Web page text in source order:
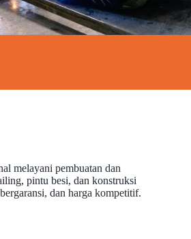
melayani pembuatan dan
pintu besi, dan konstruksi
dan harga kompetitif.